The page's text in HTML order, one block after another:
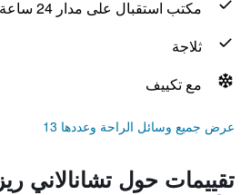
مكتب استقبال على مدار 24 ساعة
ثلاجة
مع تكييف
عرض جميع وسائل الراحة وعددها 13
تقييمات حول تشانالاني